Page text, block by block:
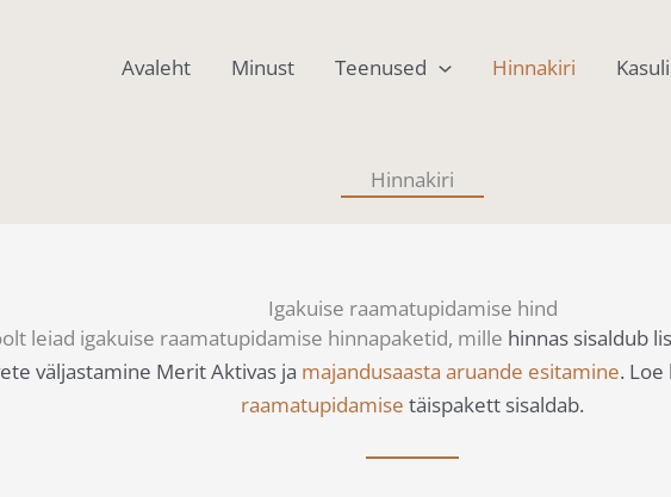
Avaleht Minust Teenused Hinnakiri
Hinnakiri
Igakuise raamatupidamise hind
leiad igakuise raamatupidamise hinnapaketid, mille hinnas sisaldub
väljastamine Merit Aktivas ja majandusaasta aruande esitamine. Loe
raamatupidamise täispakett sisaldab.